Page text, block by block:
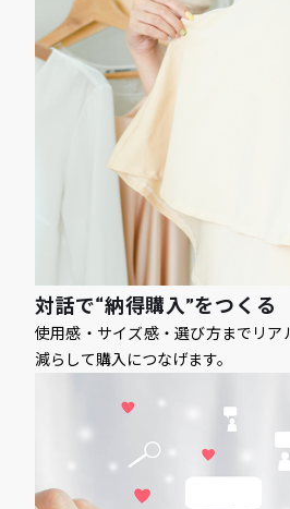
対話で“納得購入”をつくる
使用感・サイズ感・選び方までリア
減らして購入につなげます。